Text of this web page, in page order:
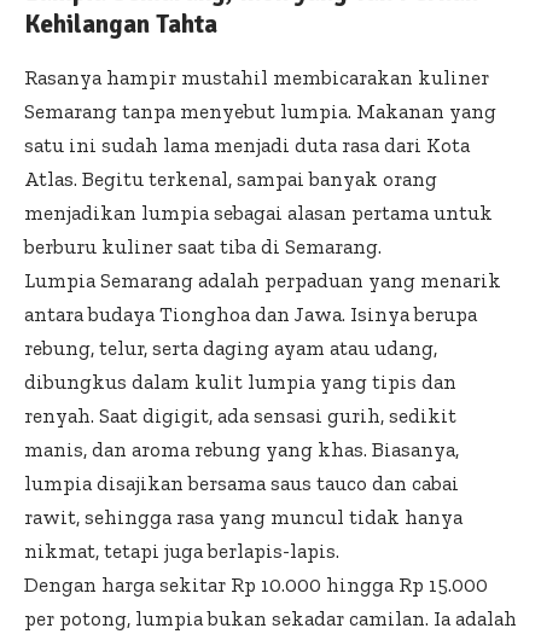
Kehilangan Tahta
Rasanya hampir mustahil membicarakan kuliner
Semarang tanpa menyebut lumpia. Makanan yang
satu ini sudah lama menjadi duta rasa dari Kota
Atlas. Begitu terkenal, sampai banyak orang
menjadikan lumpia sebagai alasan pertama untuk
berburu kuliner saat tiba di Semarang.
Lumpia Semarang adalah perpaduan yang menarik
antara budaya Tionghoa dan Jawa. Isinya berupa
rebung, telur, serta daging ayam atau udang,
dibungkus dalam kulit lumpia yang tipis dan
renyah. Saat digigit, ada sensasi gurih, sedikit
manis, dan aroma rebung yang khas. Biasanya,
lumpia disajikan bersama saus tauco dan cabai
rawit, sehingga rasa yang muncul tidak hanya
nikmat, tetapi juga berlapis-lapis.
Dengan harga sekitar Rp 10.000 hingga Rp 15.000
per potong, lumpia bukan sekadar camilan. Ia adalah